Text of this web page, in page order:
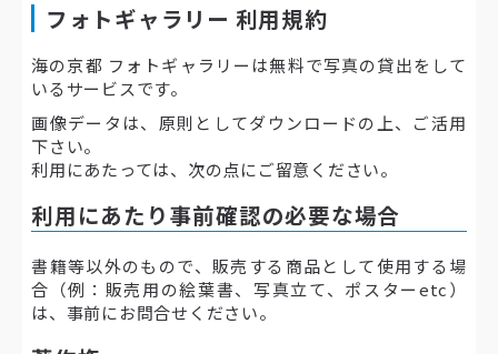
フォトギャラリー 利用規約
海の京都 フォトギャラリーは無料で写真の貸出をして
いるサービスです。
画像データは、原則としてダウンロードの上、ご活用
下さい。
利用にあたっては、次の点にご留意ください。
利用にあたり事前確認の必要な場合
書籍等以外のもので、販売する商品として使用する場
合（例：販売用の絵葉書、写真立て、ポスターetc）
は、事前にお問合せください。